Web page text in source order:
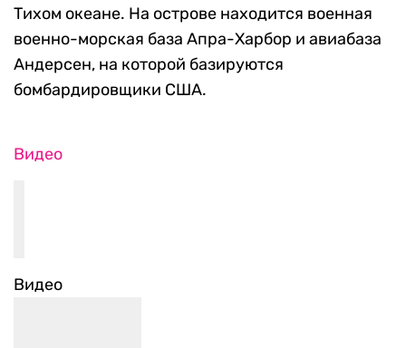
Тихом океане. На острове находится военная
военно-морская база Апра-Харбор и авиабаза
Андерсен, на которой базируются
бомбардировщики США.
Видео
Видео